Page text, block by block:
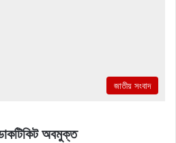
জাতীয় সংবাদ
অবমুক্ত